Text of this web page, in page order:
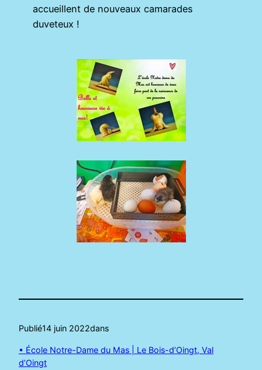
accueillent de nouveaux camarades
duveteux !
Publié14 juin 2022dans
• École Notre-Dame du Mas | Le Bois-d’Oingt, Val
d’Oingt